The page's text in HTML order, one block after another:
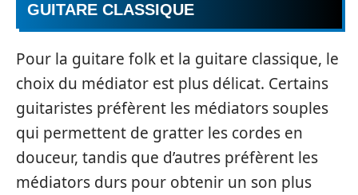
GUITARE CLASSIQUE
Pour la guitare folk et la guitare classique, le
choix du médiator est plus délicat. Certains
guitaristes préfèrent les médiators souples
qui permettent de gratter les cordes en
douceur, tandis que d’autres préfèrent les
médiators durs pour obtenir un son plus